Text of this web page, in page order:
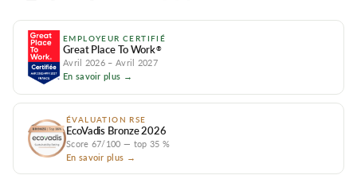
EMPLOYEUR CERTIFIÉ
Great Place To Work®
Avril 2026 – Avril 2027
En savoir plus →
ÉVALUATION RSE
EcoVadis Bronze 2026
Score 67/100 — top 35 %
En savoir plus →